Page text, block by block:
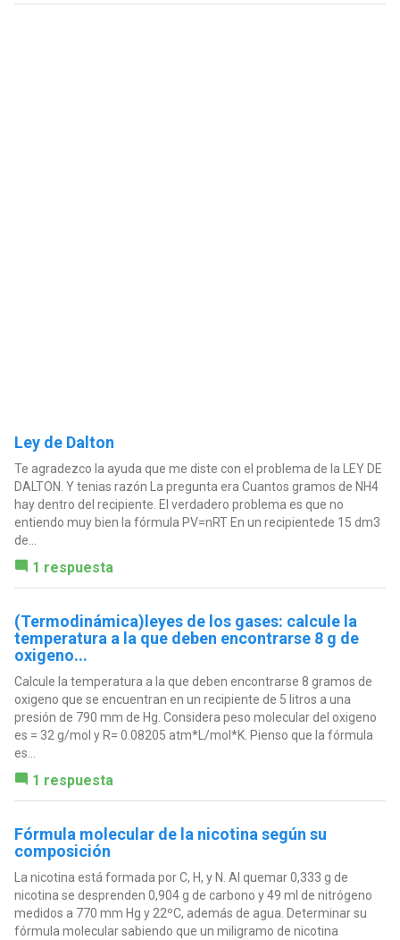
Ley de Dalton
Te agradezco la ayuda que me diste con el problema de la LEY DE
DALTON. Y tenias razón La pregunta era Cuantos gramos de NH4
hay dentro del recipiente. El verdadero problema es que no
entiendo muy bien la fórmula PV=nRT En un recipientede 15 dm3
de...
1 respuesta
(Termodinámica)leyes de los gases: calcule la
temperatura a la que deben encontrarse 8 g de
oxigeno...
Calcule la temperatura a la que deben encontrarse 8 gramos de
oxigeno que se encuentran en un recipiente de 5 litros a una
presión de 790 mm de Hg. Considera peso molecular del oxigeno
es = 32 g/mol y R= 0.08205 atm*L/mol*K. Pienso que la fórmula
es...
1 respuesta
Fórmula molecular de la nicotina según su
composición
La nicotina está formada por C, H, y N. Al quemar 0,333 g de
nicotina se desprenden 0,904 g de carbono y 49 ml de nitrógeno
medidos a 770 mm Hg y 22ºC, además de agua. Determinar su
fórmula molecular sabiendo que un miligramo de nicotina